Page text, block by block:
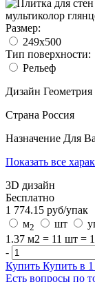
Размер:
249x500
Тип поверхности:
Рельеф
Дизайн Геометрия
Страна Россия
Назначение Для
Показать все
3D дизайн
Бесплатно
1 774.15 руб/упак
м2 шт
1.37 м2 = 11 шт =
-
Купить Купить в
Есть вопросы по